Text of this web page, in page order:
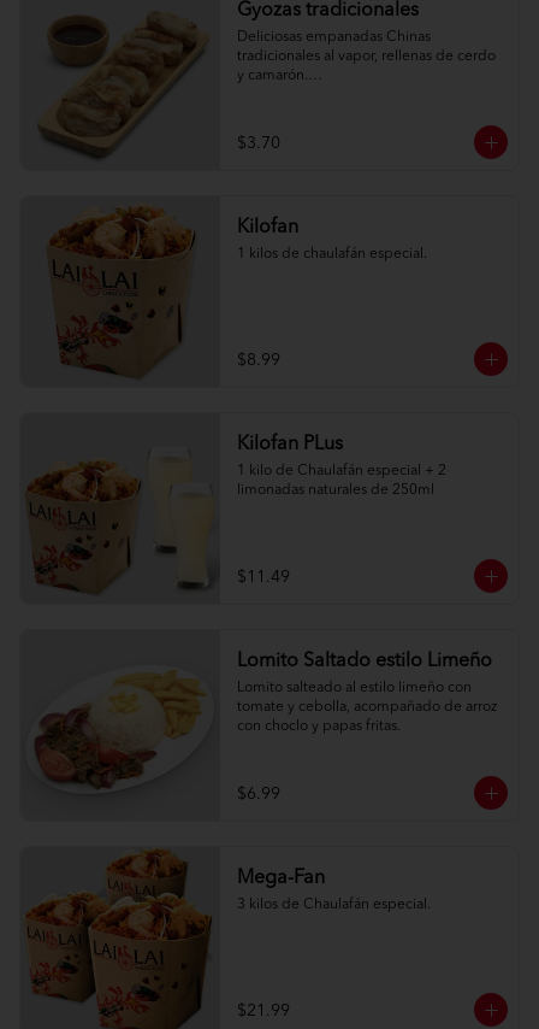
Gyozas tradicionales
Deliciosas empanadas Chinas
tradicionales al vapor, rellenas de cerdo
y camarón.
$3.70
Kilofan
1 kilos de chaulafán especial.
$8.99
Kilofan PLus
1 kilo de Chaulafán especial + 2
limonadas naturales de 250ml
$11.49
Lomito Saltado estilo Limeño
Lomito salteado al estilo limeño con
tomate y cebolla, acompañado de arroz
con choclo y papas fritas.
$6.99
Mega-Fan
3 kilos de Chaulafán especial.
$21.99